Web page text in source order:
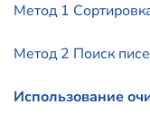
Метод 1
Метод 2 Поиск
Использование